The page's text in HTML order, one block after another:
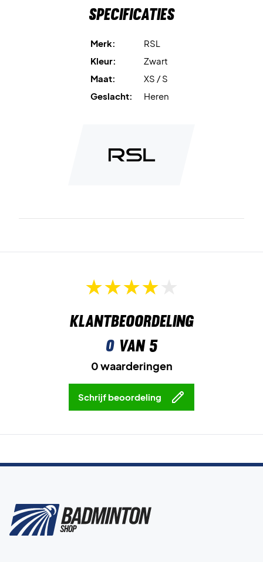
Specificaties
Merk:
RSL
Kleur:
Zwart
Maat:
XS / S
Geslacht:
Heren
Klantbeoordeling
0van 5
0 waarderingen
Schrijf beoordeling